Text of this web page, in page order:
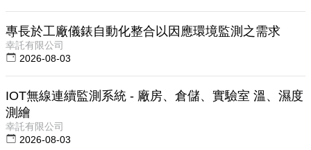
專長於工廠儀錶自動化整合以因應環境監測之需求
幸託有限公司
2026-08-03
IOT無線連續監測系統 - 廠房、倉儲、實驗室 溫、濕度
測繪
幸託有限公司
2026-08-03